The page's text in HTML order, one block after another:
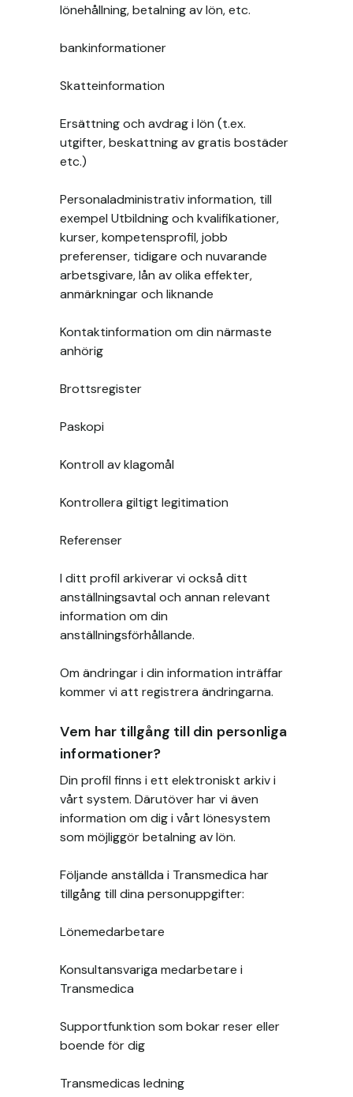
lönehållning, betalning av lön, etc.
bankinformationer
Skatteinformation
Ersättning och avdrag i lön (t.ex.
utgifter, beskattning av gratis bostäder
etc.)
Personaladministrativ information, till
exempel Utbildning och kvalifikationer,
kurser, kompetensprofil, jobb
preferenser, tidigare och nuvarande
arbetsgivare, lån av olika effekter,
anmärkningar och liknande
Kontaktinformation om din närmaste
anhörig
Brottsregister
Paskopi
Kontroll av klagomål
Kontrollera giltigt legitimation
Referenser
I ditt profil arkiverar vi också ditt
anställningsavtal och annan relevant
information om din
anställningsförhållande.
Om ändringar i din information inträffar
kommer vi att registrera ändringarna.
Vem har tillgång till din personliga
informationer?
Din profil finns i ett elektroniskt arkiv i
vårt system. Därutöver har vi även
information om dig i vårt lönesystem
som möjliggör betalning av lön.
Följande anställda i Transmedica har
tillgång till dina personuppgifter:
Lönemedarbetare
Konsultansvariga medarbetare i
Transmedica
Supportfunktion som bokar reser eller
boende för dig
Transmedicas ledning